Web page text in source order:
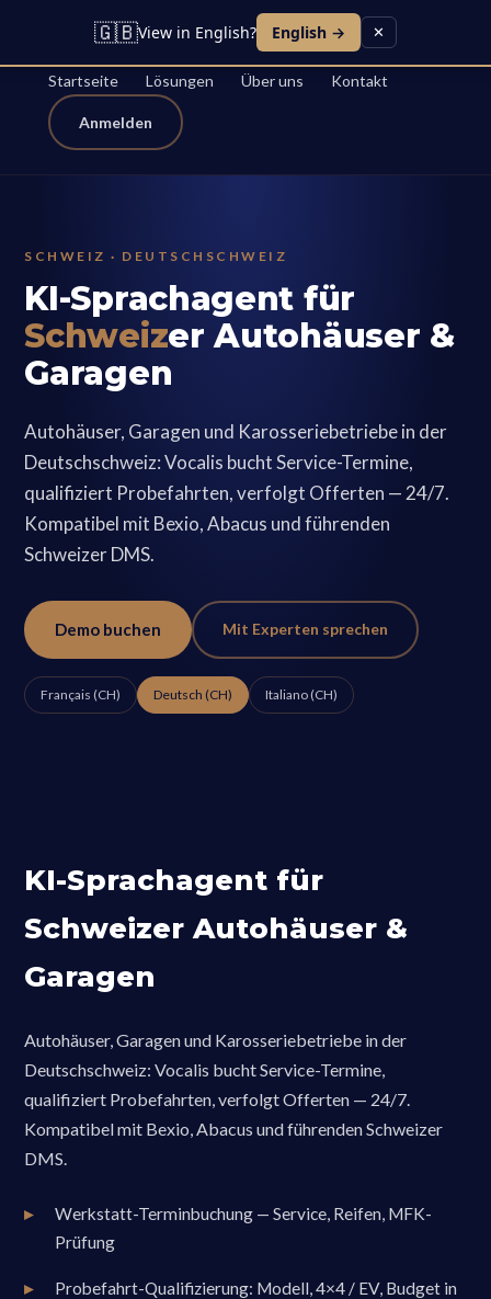
VOCALIS AI
Startseite Lösungen Über uns Kontakt
Anmelden
SCHWEIZ · DEUTSCHSCHWEIZ
KI-Sprachagent für
Schweizer Autohäuser &
Garagen
Autohäuser, Garagen und Karosseriebetriebe in der
Deutschschweiz: Vocalis bucht Service-Termine,
qualifiziert Probefahrten, verfolgt Offerten — 24/7.
Kompatibel mit Bexio, Abacus und führenden
Schweizer DMS.
Demo buchen Mit Experten sprechen
Français (CH) Deutsch (CH) Italiano (CH)
KI-Sprachagent für
Schweizer Autohäuser &
Garagen
Autohäuser, Garagen und Karosseriebetriebe in der
Deutschschweiz: Vocalis bucht Service-Termine,
qualifiziert Probefahrten, verfolgt Offerten — 24/7.
Kompatibel mit Bexio, Abacus und führenden Schweizer
DMS.
Werkstatt-Terminbuchung — Service, Reifen, MFK-
Prüfung
Probefahrt-Qualifizierung: Modell, 4×4 / EV, Budget in
🇬🇧View in English? English → ✕